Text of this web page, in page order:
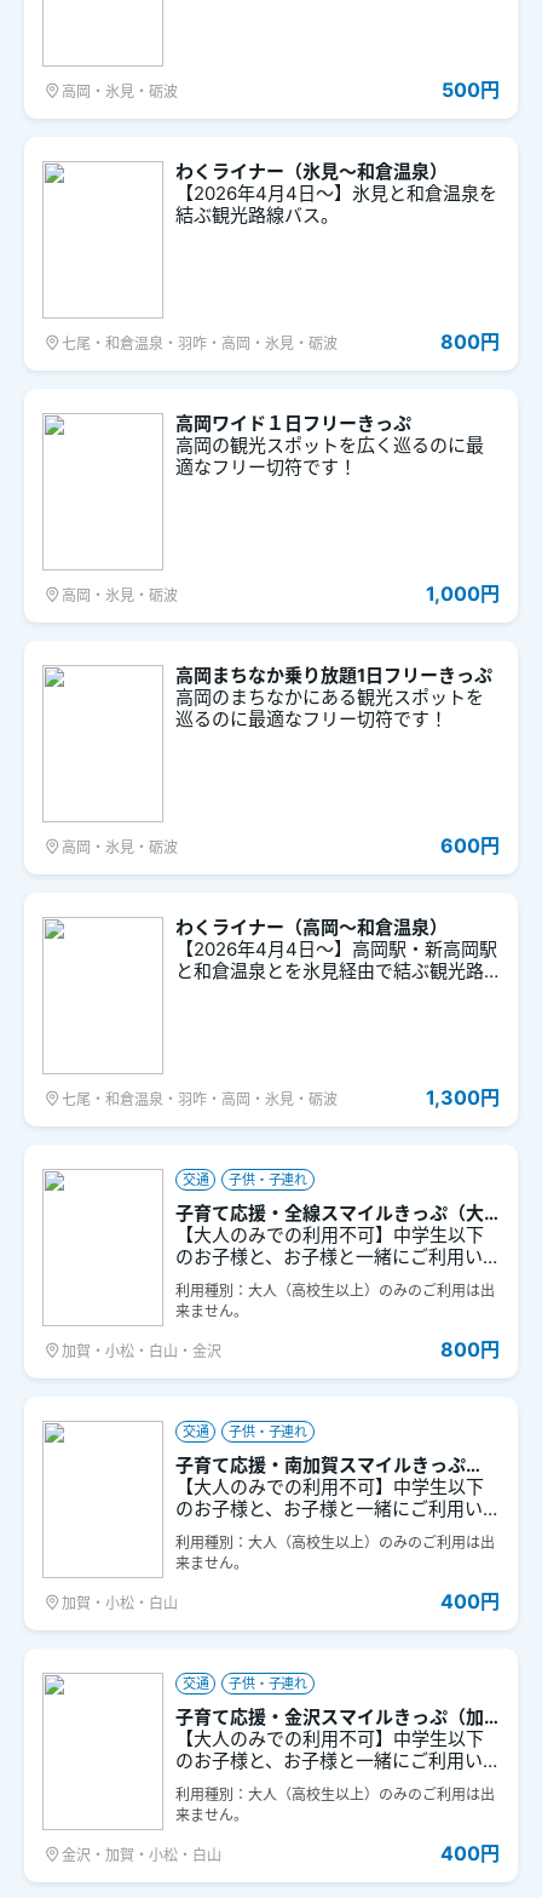
高岡・氷見・砺波 500円
わくライナー（氷見～和倉温泉）
【2026年4月4日～】氷見と和倉温泉を
結ぶ観光路線バス。
七尾・和倉温泉・羽咋・高岡・氷見・砺波 800円
高岡ワイド１日フリーきっぷ
高岡の観光スポットを広く巡るのに最
適なフリー切符です！
高岡・氷見・砺波 1,000円
高岡まちなか乗り放題1日フリーきっぷ
高岡のまちなかにある観光スポットを
巡るのに最適なフリー切符です！
高岡・氷見・砺波 600円
わくライナー（高岡～和倉温泉）
【2026年4月4日～】高岡駅・新高岡駅
と和倉温泉とを氷見経由で結ぶ観光路
七尾・和倉温泉・羽咋・高岡・氷見・砺波 1,300円
交通 子供・子連れ
子育て応援・全線スマイルきっぷ（大
聖寺～倶利伽羅）
【大人のみでの利用不可】中学生以下
のお子様と、お子様と一緒にご利用い
ただく大人の方が対象のお得なきっぷ
です。ＩＲいしかわ鉄道線 全線（大聖
寺～倶利伽羅間）の普通列車が１日乗
り降り自由となります。
利用種別：大人（高校生以上）のみのご利用は出
来ません。
加賀・小松・白山・金沢 800円
交通 子供・子連れ
子育て応援・南加賀スマイルきっぷ
（大聖寺～加賀笠間）
【大人のみでの利用不可】中学生以下
のお子様と、お子様と一緒にご利用い
ただく大人の方が対象のお得なきっぷ
です。ＩＲいしかわ鉄道線 大聖寺～加
賀笠間間の普通列車が１日乗り降り自
由となります。
利用種別：大人（高校生以上）のみのご利用は出
来ません。
加賀・小松・白山 400円
交通 子供・子連れ
子育て応援・金沢スマイルきっぷ（加
賀笠間～倶利伽羅）
【大人のみでの利用不可】中学生以下
のお子様と、お子様と一緒にご利用い
ただく大人の方が対象のお得なきっぷ
です。ＩＲいしかわ鉄道線 加賀笠間～
倶利伽羅間の普通列車が1日乗り降り自
由となります。
利用種別：大人（高校生以上）のみのご利用は出
来ません。
金沢・加賀・小松・白山 400円